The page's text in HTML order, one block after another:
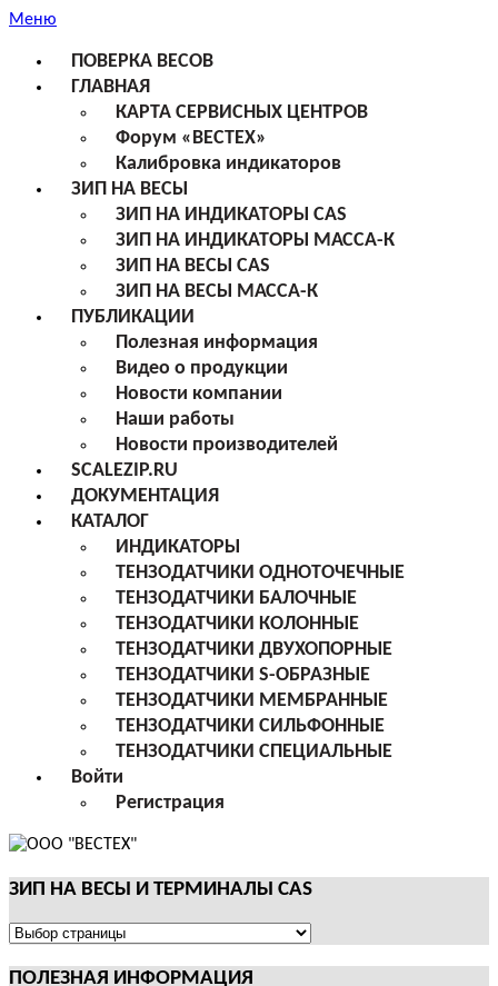
Меню
ПОВЕРКА ВЕСОВ
ГЛАВНАЯ
КАРТА СЕРВИСНЫХ ЦЕНТРОВ
Форум «ВЕСТЕХ»
Калибровка индикаторов
ЗИП НА ВЕСЫ
ЗИП НА ИНДИКАТОРЫ CAS
ЗИП НА ИНДИКАТОРЫ МАССА-К
ЗИП НА ВЕСЫ CAS
ЗИП НА ВЕСЫ МАССА-К
ПУБЛИКАЦИИ
Полезная информация
Видео о продукции
Новости компании
Наши работы
Новости производителей
SCALEZIP.RU
ДОКУМЕНТАЦИЯ
КАТАЛОГ
ИНДИКАТОРЫ
ТЕНЗОДАТЧИКИ ОДНОТОЧЕЧНЫЕ
ТЕНЗОДАТЧИКИ БАЛОЧНЫЕ
ТЕНЗОДАТЧИКИ КОЛОННЫЕ
ТЕНЗОДАТЧИКИ ДВУХОПОРНЫЕ
ТЕНЗОДАТЧИКИ S-ОБРАЗНЫЕ
ТЕНЗОДАТЧИКИ МЕМБРАННЫЕ
ТЕНЗОДАТЧИКИ СИЛЬФОННЫЕ
ТЕНЗОДАТЧИКИ СПЕЦИАЛЬНЫЕ
Войти
Регистрация
ЗИП НА ВЕСЫ И ТЕРМИНАЛЫ CAS
ЗИП
ВЕСЫ
ПОЛЕЗНАЯ ИНФОРМАЦИЯ